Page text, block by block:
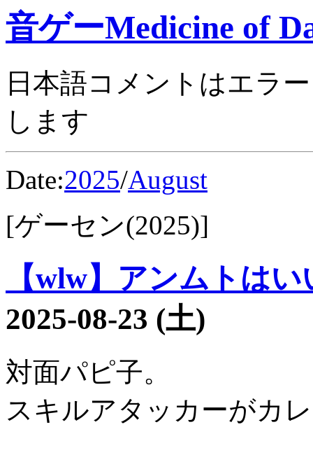
音ゲーMedicine of
日本語コメントはエラ
します
Date:2025/August
[ゲーセン(2025)]
【wlw】アンムトは
2025-08-23 (土)
対面パピ子。
スキルアタッカーがカ